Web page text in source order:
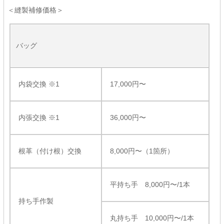
＜縫製補修価格＞
バッグ
内袋交換 ※1 17,000円〜
内張交換 ※1 36,000円〜
根革（付け根）交換 8,000円〜（1箇所）
持ち手作製
平持ち手 8,000円〜/1本
丸持ち手 10,000円〜/1本